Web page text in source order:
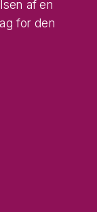
af en
for den